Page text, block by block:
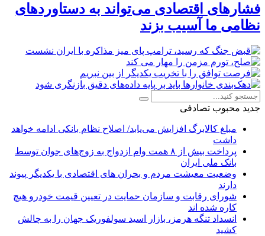
فشارهای اقتصادی می‌تواند به دستاوردهای
نظامی ما آسیب بزند
جدید محبوب تصادفی
مبلغ کالابرگ افزایش می‌یابد/ اصلاح نظام بانکی ادامه خواهد
داشت
پرداخت بیش از ۸ همت وام ازدواج به زوج‌های جوان توسط
بانک ملی ایران
وضعیت معیشت مردم و بحران های اقتصادی با یکدیگر پیوند
دارند
شورای رقابت و سازمان حمایت در تعیین قیمت خودرو هیچ
کاره شده اند
انسداد تنگه هرمز، بازار اسید سولفوریک جهان را به چالش
کشید